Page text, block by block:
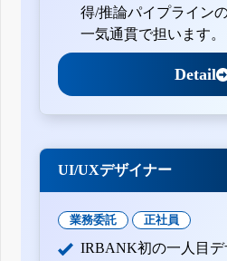
得/推論パイプライン
一気通貫で担います。
Detail
UI/UXデザイナー
業務委託 正社員
IRBANK初の一人目デ